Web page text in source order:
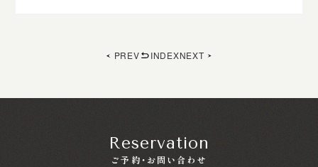
PREV INDEXNEXT
Reservation
ご予約・お問い合わせ